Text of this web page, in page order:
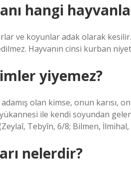
hangi
ve koyunlar adak olarak
Hayvanın cinsi kurban
yiyemez?
olan kimse, onun karısı,
ile kendi soyundan
Tebyîn, 6/8; Bilmen, İlmihal,
nelerdir?